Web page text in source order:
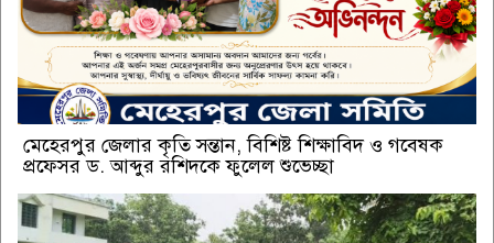
মেহেরপুর জেলার কৃতি সন্তান, বিশিষ্ট শিক্ষাবিদ ও গবেষক
প্রফেসর ড. আব্দুর রশিদকে ফুলেল শুভেচ্ছা